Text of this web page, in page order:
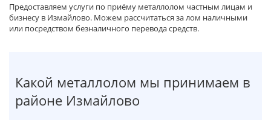
Предоставляем услуги по приёму металлолом частным лицам и
бизнесу в Измайлово. Можем рассчитаться за лом наличными
или посредством безналичного перевода средств.
Какой металлолом мы принимаем в
районе Измайлово